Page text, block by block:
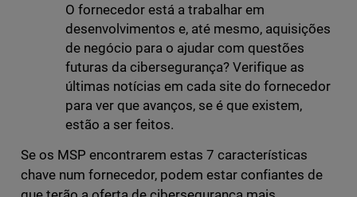
O fornecedor está a trabalhar em
desenvolvimentos e, até mesmo, aquisições
de negócio para o ajudar com questões
futuras da cibersegurança? Verifique as
últimas notícias em cada site do fornecedor
para ver que avanços, se é que existem,
estão a ser feitos.
Se os MSP encontrarem estas 7 características
chave num fornecedor, podem estar confiantes de